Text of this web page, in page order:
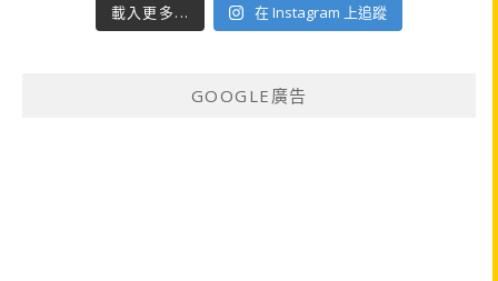
載入更多... 在 Instagram 上追蹤
GOOGLE廣告